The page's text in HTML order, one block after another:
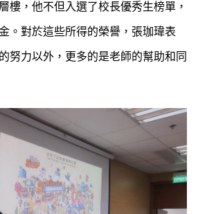
樓，他不但入選了校長優秀生榜單，
。對於這些所得的榮譽，張珈瑋表
努力以外，更多的是老師的幫助和同